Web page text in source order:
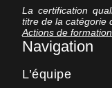
La certification
titre de la catégorie
Actions de formation
Navigation
L’équipe